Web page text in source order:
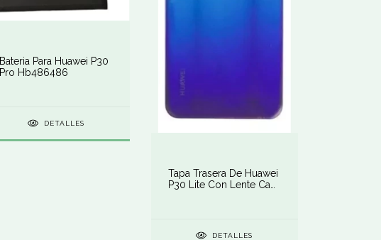
Bateria Para Huawei P30
Pro Hb486486
DETALLES
Tapa Trasera De Huawei
P30 Lite Con Lente Cam
DETALLES